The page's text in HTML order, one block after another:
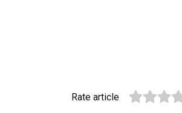
Rate article